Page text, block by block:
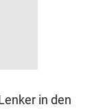
in den